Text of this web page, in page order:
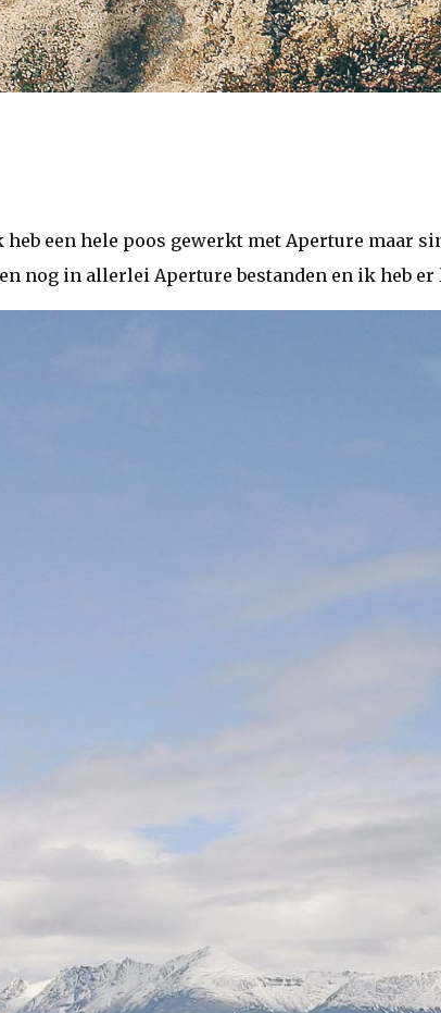
een hele poos gewerkt met Aperture
nog in allerlei Aperture bestanden en ik heb